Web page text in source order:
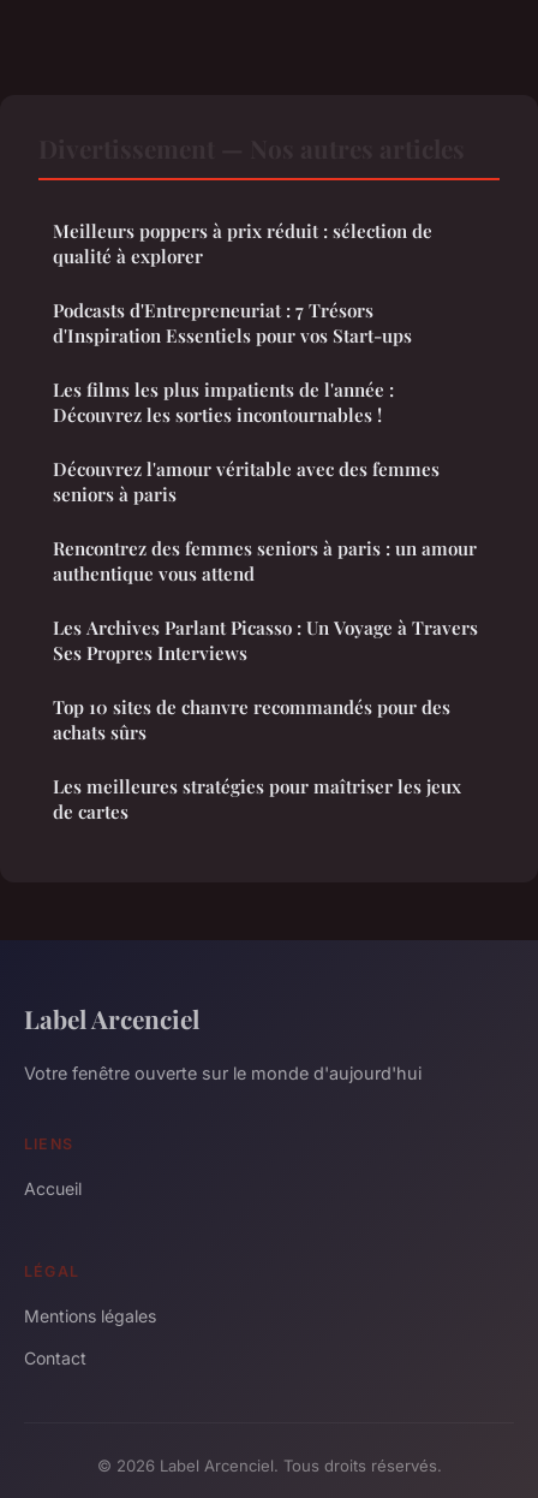
Meilleurs poppers à prix réduit : sélection de
qualité à explorer
Podcasts d'Entrepreneuriat : 7 Trésors
d'Inspiration Essentiels pour vos Start-ups
Les films les plus impatients de l'année :
Découvrez les sorties incontournables !
Découvrez l'amour véritable avec des femmes
seniors à paris
Rencontrez des femmes seniors à paris : un amour
authentique vous attend
Les Archives Parlant Picasso : Un Voyage à Travers
Ses Propres Interviews
Top 10 sites de chanvre recommandés pour des
achats sûrs
Les meilleures stratégies pour maîtriser les jeux
de cartes
Label Arcenciel
Votre fenêtre ouverte sur le monde d'aujourd'hui
LIENS
Accueil
LÉGAL
Mentions légales
Contact
© 2026 Label Arcenciel. Tous droits réservés.